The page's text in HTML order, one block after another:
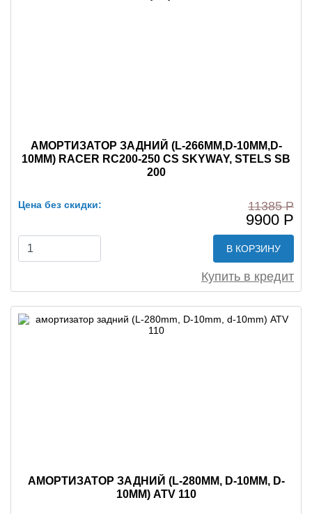
АМОРТИЗАТОР ЗАДНИЙ (L-266MM,D-10MM,D-
10MM) RACER RC200-250 CS SKYWAY, STELS SB
200
Цена без скидки: 11385 Р
9900 Р
В КОРЗИНУ
Купить в кредит
АМОРТИЗАТОР ЗАДНИЙ (L-280MM, D-10MM, D-
10MM) ATV 110